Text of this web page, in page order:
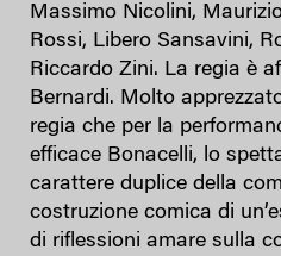
Massimo Nicolini,
Rossi, Libero Sansavini,
Riccardo Zini. La regia è
Bernardi. Molto
regia che per la
efficace Bonacelli, lo
carattere duplice della
costruzione comica di
di riflessioni amare sulla